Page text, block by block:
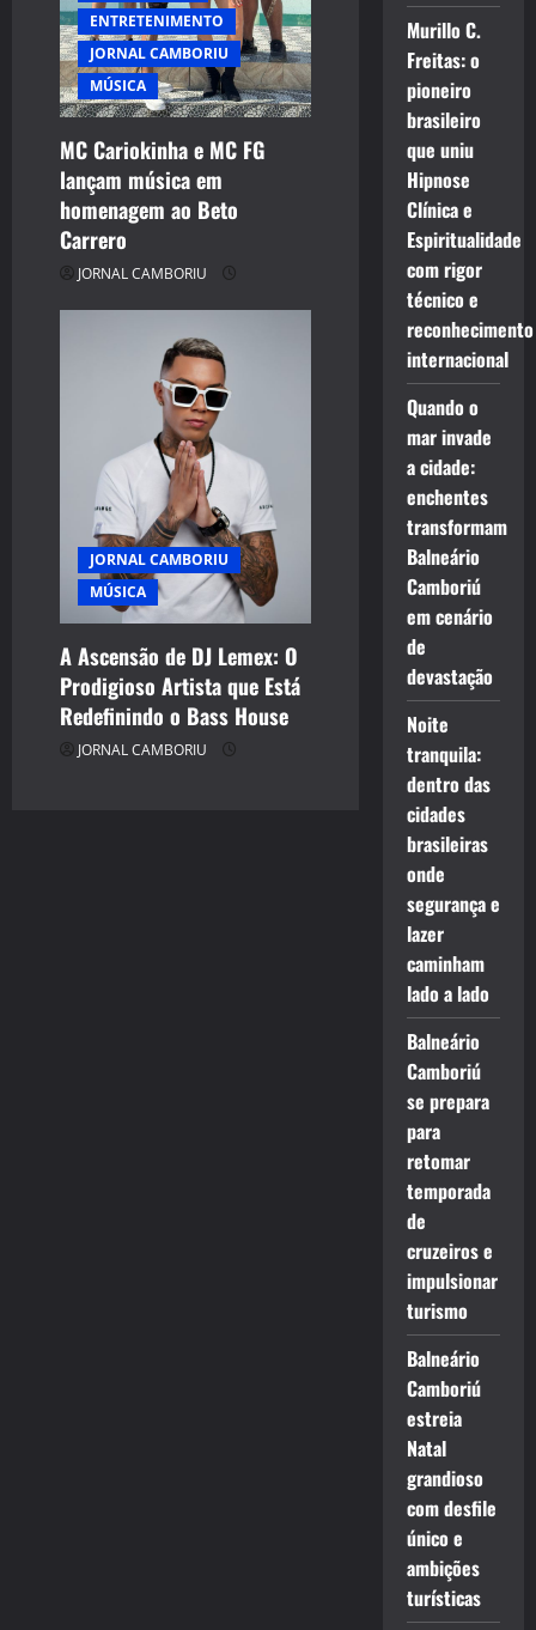
ENTRETENIMENTO
JORNAL CAMBORIU
MÚSICA
MC Cariokinha e MC FG
lançam música em
homenagem ao Beto
Carrero
JORNAL CAMBORIU
JORNAL CAMBORIU
MÚSICA
A Ascensão de DJ Lemex: O
Prodigioso Artista que Está
Redefinindo o Bass House
JORNAL CAMBORIU
Murillo C.
Freitas: o
pioneiro
brasileiro
que uniu
Hipnose
Clínica e
Espiritualidade
com rigor
técnico e
reconhecimento
internacional
Quando o
mar invade
a cidade:
enchentes
transformam
Balneário
Camboriú
em cenário
de
devastação
Noite
tranquila:
dentro das
cidades
brasileiras
onde
segurança e
lazer
caminham
lado a lado
Balneário
Camboriú
se prepara
para
retomar
temporada
de
cruzeiros e
impulsionar
turismo
Balneário
Camboriú
estreia
Natal
grandioso
com desfile
único e
ambições
turísticas